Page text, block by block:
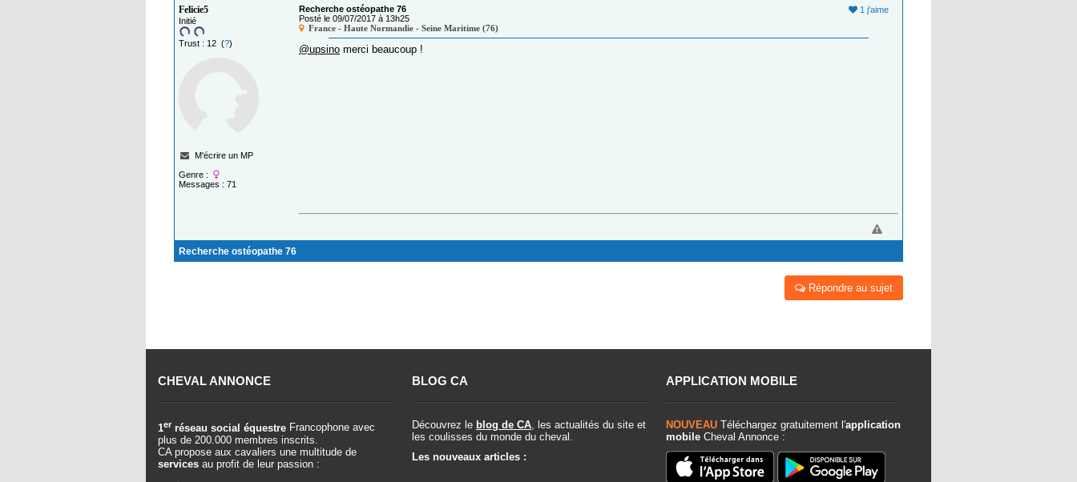
Felicie5
Initié
Trust : 12 (?)
M'écrire un MP
Genre :
Messages : 71
1 j'aime
Recherche ostéopathe 76
Posté le 09/07/2017 à 13h25
France - Haute Normandie - Seine Maritime (76)
@upsino merci beaucoup !
Recherche ostéopathe 76
Répondre au sujet
CHEVAL ANNONCE
1er réseau social équestre Francophone avec
plus de 200.000 membres inscrits.
CA propose aux cavaliers une multitude de
services au profit de leur passion :
BLOG CA
Découvrez le blog de CA, les actualités du site et
les coulisses du monde du cheval.
Les nouveaux articles :
APPLICATION MOBILE
NOUVEAU Téléchargez gratuitement l'application
mobile Cheval Annonce :